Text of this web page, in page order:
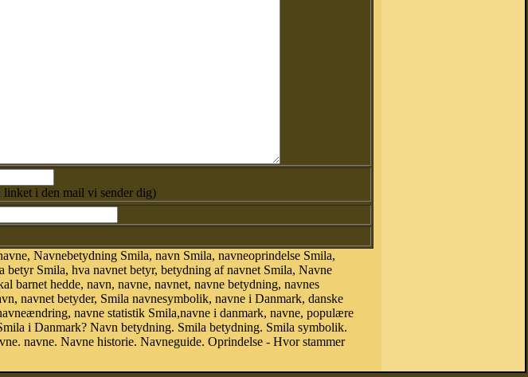
i den mail vi sender dig)
Navnebetydning Smila, navn Smila, navneoprindelse Smila,
Smila, hva navnet betyr, betydning af navnet Smila, Navne
barnet hedde, navn, navne, navnet, navne betydning, navnes
navnet betyder, Smila navnesymbolik, navne i Danmark, danske
navne statistik Smila,navne i danmark, navne, populære
i Danmark? Navn betydning. Smila betydning. Smila symbolik.
navne. Navne historie. Navneguide. Oprindelse - Hvor stammer